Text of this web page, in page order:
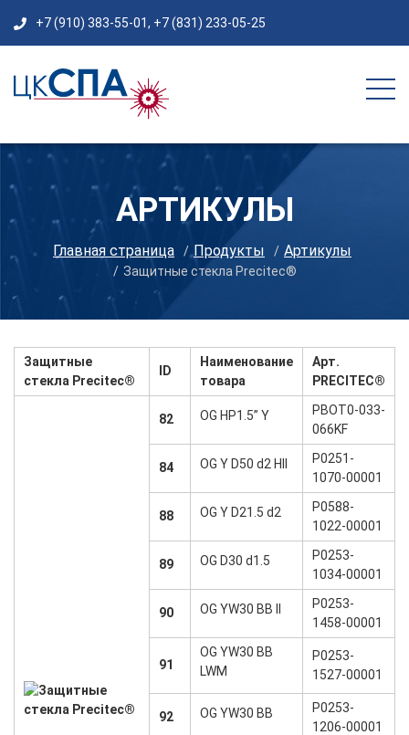
+7 (910) 383-55-01, +7 (831) 233-05-25
АРТИКУЛЫ
Главная страница Продукты Артикулы
Защитные стекла Precitec®
Защитные
стекла Precitec®
ID
Наименование
товара
Арт.
PRECITEC®
82 OG HP1.5” Y
PBOT0-033-
066KF
84 OG Y D50 d2 HII
P0251-
1070-00001
88 OG Y D21.5 d2
P0588-
1022-00001
89 OG D30 d1.5
P0253-
1034-00001
90 OG YW30 BB II
P0253-
1458-00001
91
OG YW30 BB
LWM
P0253-
1527-00001
92 OG YW30 BB
P0253-
1206-00001